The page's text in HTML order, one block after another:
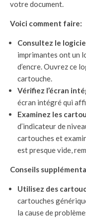
votre document.
Voici comment faire:
Consultez le
imprimantes ont un
d’encre. Ouvrez ce
cartouche.
Vérifiez l’écran
écran intégré qui
Examinez les
d’indicateur de
cartouches et
est presque vide,
Conseils
Utilisez des
cartouches
la cause de